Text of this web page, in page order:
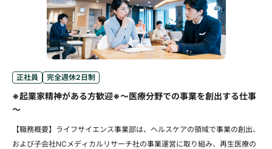
正社員 完全週休2日制
※起業家精神がある方歓迎※～医療分野での事業を創出する仕事
～
【職務概要】ライフサイエンス事業部は、ヘルスケアの領域で事業の創出、
および子会社NCメディカルリサーチ社の事業運営に取り組み、再生医療の